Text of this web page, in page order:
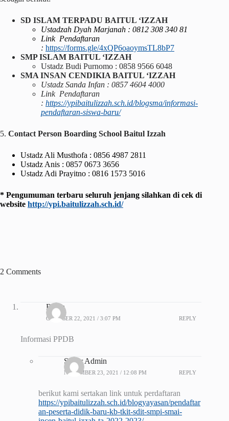
SD ISLAM TERPADU BAITUL ‘IZZAH
Ustadzah Dyah Marjanah : 0812 308 340 81
Link Pendaftaran
: https://forms.gle/4xQP6oaoymsTL8bP7
SMP ISLAM BAITUL ‘IZZAH
Ustadz Budi Purnomo : 0858 9566 6048
SMA INSAN CENDIKIA BAITUL ‘IZZAH
Ustadz Sanda Infan : 0857 4604 4000
Link Pendaftaran
: https://ypibaitulizzah.sch.id/blogsma/informasi-
pendaftaran-siswa-baru/
5. Contact Person Boarding School Baitul Izzah
Ustadz Ali Musthofa : 0856 4987 2811
Ustadz Anis : 0857 0673 3656
Ustadz Adi Prayitno : 0816 1573 5016
* Pengumuman terbaru seluruh jenjang silahkan di cek di
website http://ypi.baitulizzah.sch.id/
2 Comments
Ratna
OKTOBER 22, 2021 / 3:07 PM REPLY
Informasi PPDB
Super Admin
NOVEMBER 23, 2021 / 12:08 PM REPLY
berikut kami sertakan link untuk perdaftaran
https://ypibaitulizzah.sch.id/blogyayasan/pendaftar
an-peserta-didik-baru-kb-tkit-sdit-smpi-smai-